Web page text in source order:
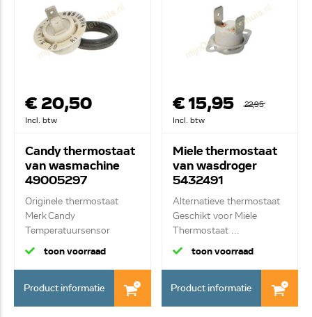
€ 20,50
Incl. btw
Candy thermostaat
van wasmachine
49005297
Originele thermostaat
Merk Candy
Temperatuursensor
toon voorraad
Product informatie
€ 15,95
22,95
Incl. btw
Miele thermostaat
van wasdroger
5432491
Alternatieve thermostaat
Geschikt voor Miele
Thermostaat ...
toon voorraad
Product informatie